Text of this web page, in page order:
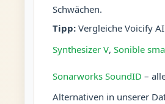
Schwächen.
Tipp:Vergleiche Voicify
Synthesizer V, Sonible
Sonarworks SoundID –
Alternativen in unserer